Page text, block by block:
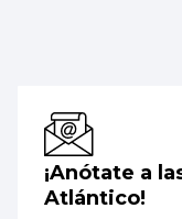
¡Anótate a
Atlántico!